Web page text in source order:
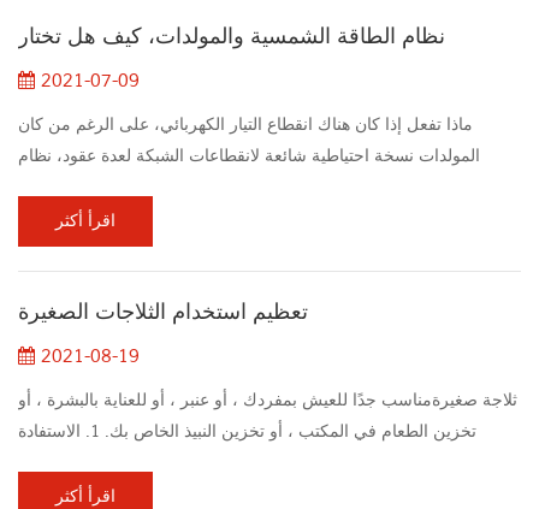
العاكس فقدان وتدوين بطار...
نظام الطاقة الشمسية والمولدات، كيف هل تختار
2021-07-09
ماذا تفعل إذا كان هناك انقطاع التيار الكهربائي، على الرغم من كان
المولدات نسخة احتياطية شائعة لانقطاعات الشبكة لعدة عقود، نظام
يزال بإمكانه تشغيل الأصوات بصوت عال for الشخص الأكثر هدوءا، تخيل
2.Cost: تتراوح تك...
اقرأ أكثر
تعظيم استخدام الثلاجات الصغيرة
2021-08-19
ثلاجة صغيرةمناسب جدًا للعيش بمفردك ، أو عنبر ، أو للعناية بالبشرة ، أو
تخزين الطعام في المكتب ، أو تخزين النبيذ الخاص بك. 1. الاستفادة
فإنه يجعل عمل الثلاجة الصغيرة أكثر صعوبة ويجعل مناطق معينة من
اقرأ أكثر